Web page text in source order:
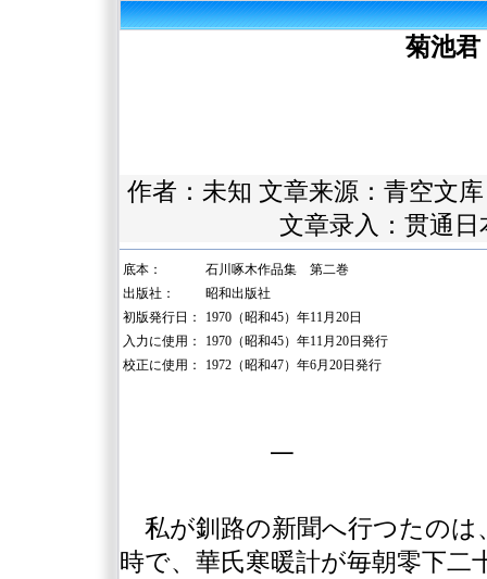
菊池
作者：未知 文章来源： 青空文库
文章录入：贯通
底本：
石川啄木作品集 第二巻
出版社：
昭和出版社
初版発行日：
1970（昭和45）年11月20日
入力に使用：
1970（昭和45）年11月20日発行
校正に使用：
1972（昭和47）年6月20日発行
一
私が釧路の新聞へ行つたのは
時で、華氏寒暖計が毎朝零下